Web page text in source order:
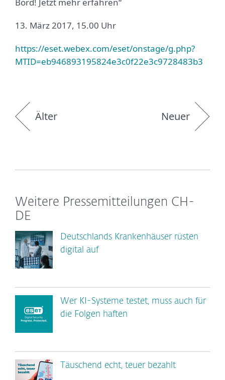
Bord! Jetzt mehr erfahren“
13. März 2017, 15.00 Uhr
https://eset.webex.com/eset/onstage/g.php?
MTID=eb946893195824e3c0f22e3c9728483b3
Älter Neuer
Weitere Pressemitteilungen CH-
DE
Deutschlands Krankenhäuser rüsten
digital auf
Wer KI-Systeme testet, muss auch für
die Folgen haften
Täuschend echt, teuer bezahlt